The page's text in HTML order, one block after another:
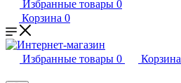
Избранные товары 0
Корзина 0
Избранные товары 0 Корзина